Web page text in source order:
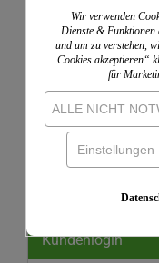
Anlässe
Bücher & Bibeln
Kalender &
Karten & Urkunden
Kreuze
Geschenke
Wissenswertes &
Kundenlogin
Wir verwenden
Dienste & Funktionen
und um zu verstehen,
Cookies akzeptieren“
für
ALLE NICHT
Einstellungen